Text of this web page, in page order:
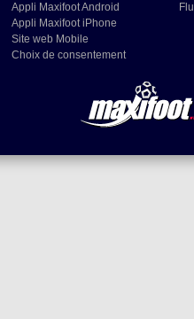
Appli Maxifoot Android
Appli Maxifoot iPhone
Site web Mobile
Choix de consentement